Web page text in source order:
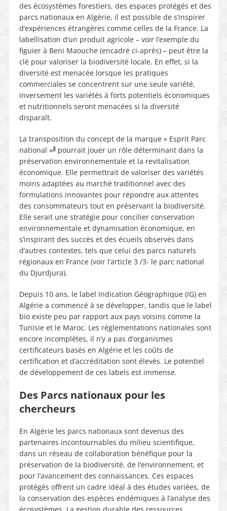
des écosystèmes forestiers, des espaces protégés et des
parcs nationaux en Algérie, il est possible de s’inspirer
d’expériences étrangères comme celles de la France. La
labellisation d’un produit agricole – voir l’exemple du
figuier à Beni Maouche (encadré ci-après) – peut être la
clé pour valoriser la biodiversité locale. En effet, si la
diversité est menacée lorsque les pratiques
commerciales se concentrent sur une seule variété,
inversement les variétés à forts potentiels économiques
et nutritionnels seront menacées si la diversité
disparaît.
La transposition du concept de la marque « Esprit Parc
national »3pourrait jouer un rôle déterminant dans la
préservation environnementale et la revitalisation
économique. Elle permettrait de valoriser des variétés
moins adaptées au marché traditionnel avec des
formulations innovantes pour répondre aux attentes
des consommateurs tout en préservant la biodiversité.
Elle serait une stratégie pour concilier conservation
environnementale et dynamisation économique, en
s’inspirant des succès et des écueils observés dans
d’autres contextes, tels que celui des parcs naturels
régionaux en France (voir l’article 3 /3- le parc national
du Djurdjura).
Depuis 10 ans, le label Indication Géographique (IG) en
Algérie a commencé à se développer, tandis que le label
bio existe peu par rapport aux pays voisins comme la
Tunisie et le Maroc. Les réglementations nationales sont
encore incomplètes, il n’y a pas d’organismes
certificateurs basés en Algérie et les coûts de
certification et d’accréditation sont élevés. Le potentiel
de développement de ces labels est immense.
Des Parcs nationaux pour les
chercheurs
En Algérie les parcs nationaux sont devenus des
partenaires incontournables du milieu scientifique,
dans un réseau de collaboration bénéfique pour la
préservation de la biodiversité, de l’environnement, et
pour l’avancement des connaissances. Ces espaces
protégés offrent un cadre idéal à des études variées, de
la conservation des espèces endémiques à l’analyse des